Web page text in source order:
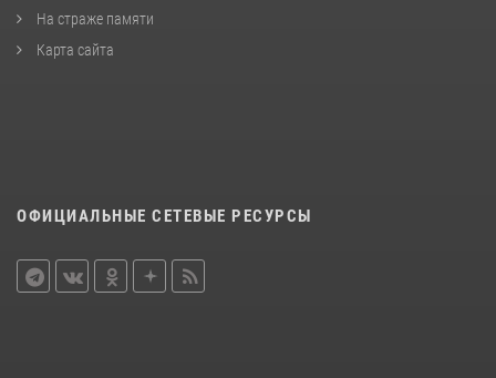
На страже памяти
Карта сайта
ОФИЦИАЛЬНЫЕ СЕТЕВЫЕ РЕСУРСЫ